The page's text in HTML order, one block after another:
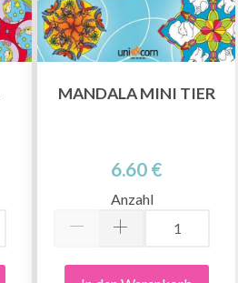
MANDALA MINI TIER
6.60 €
Anzahl